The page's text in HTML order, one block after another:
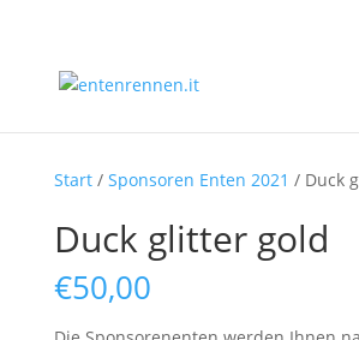
Start/ Sponsoren Enten 2021 / Duck
Duck glitter gold
€50,00